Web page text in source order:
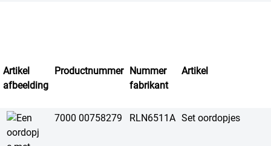
Artikel
afbeelding
Productnummer Nummer
fabrikant
Artikel
7000 00758279 RLN6511A Set oordopjes